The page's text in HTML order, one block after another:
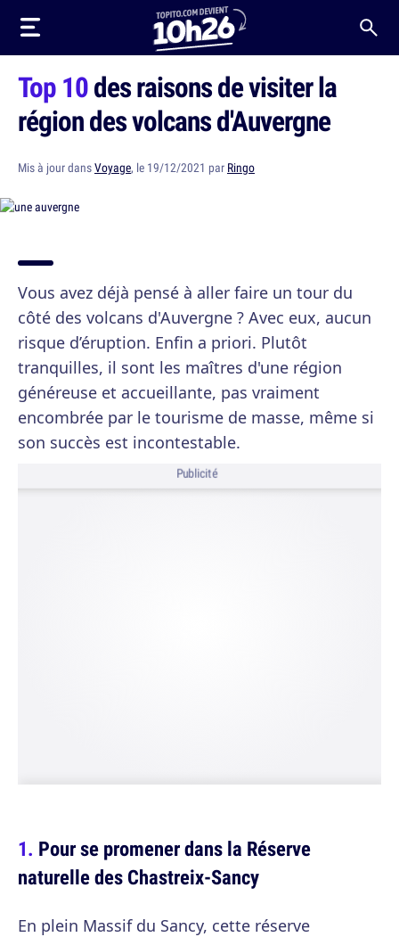
Top 10des raisons de visiter la
région des volcans d'Auvergne
Mis à jour dansVoyage, le 19/12/2021 par Ringo
Vous avez déjà pensé à aller faire un tour du
côté des volcans d'Auvergne ? Avec eux, aucun
risque d’éruption. Enfin a priori. Plutôt
tranquilles, il sont les maîtres d'une région
généreuse et accueillante, pas vraiment
encombrée par le tourisme de masse, même si
son succès est incontestable.
Publicité
Pour se promener dans la Réserve
naturelle des Chastreix-Sancy
En plein Massif du Sancy, cette réserve